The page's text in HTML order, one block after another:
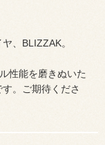
、BLIZZAK。
性能を磨きぬいた
。ご期待くださ